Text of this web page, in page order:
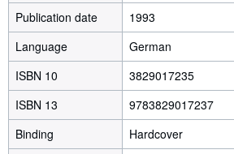
Publication date
1993
Language
German
ISBN 10
3829017235
ISBN 13
9783829017237
Binding
Hardcover